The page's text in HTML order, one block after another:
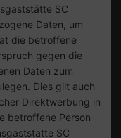
SC
Daten, um
die betroffene
gegen die
Daten zum
Dies gilt auch
Direktwerbung in
betroffene Person
SC